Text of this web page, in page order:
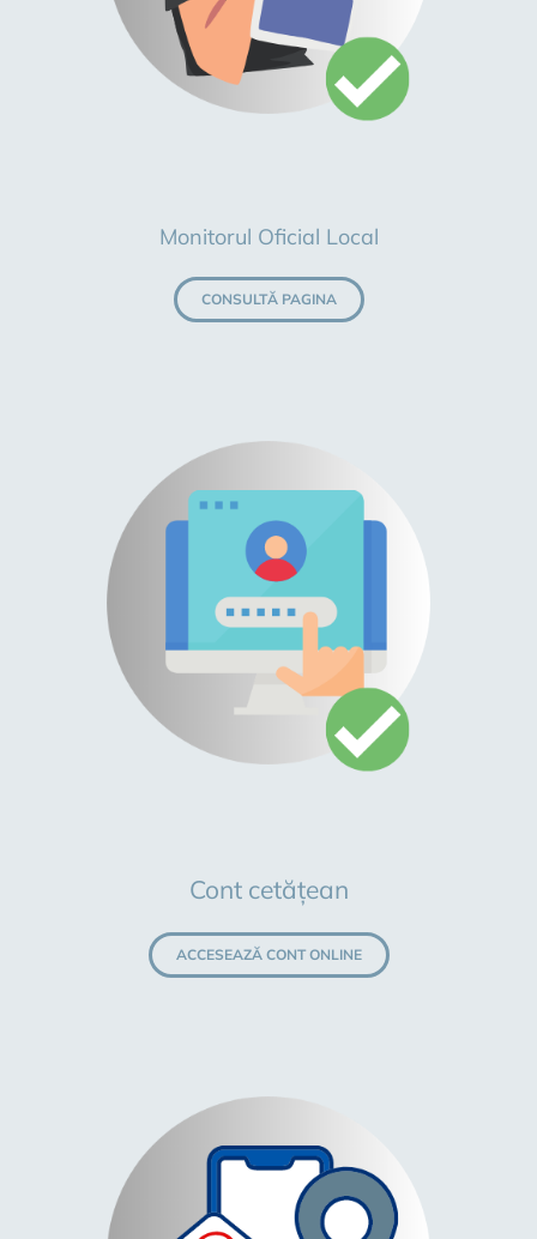
Monitorul Oficial Local
CONSULTĂ PAGINA
Cont cetățean
ACCESEAZĂ CONT ONLINE